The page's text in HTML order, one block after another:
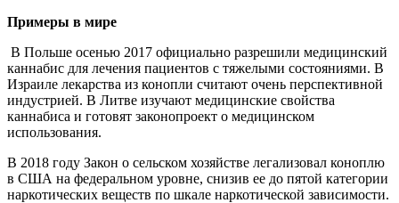
Примеры в мире
В Польше осенью 2017 официально разрешили медицинский
каннабис для лечения пациентов с тяжелыми состояниями. В
Израиле лекарства из конопли считают очень перспективной
индустрией. В Литве изучают медицинские свойства
каннабиса и готовят законопроект о медицинском
использования.
В 2018 году Закон о сельском хозяйстве легализовал коноплю
в США на федеральном уровне, снизив ее до пятой категории
наркотических веществ по шкале наркотической зависимости.